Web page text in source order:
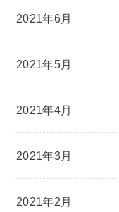
2021年6月
2021年5月
2021年4月
2021年3月
2021年2月